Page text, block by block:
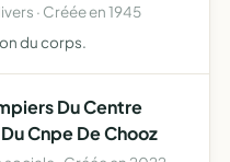
· Créée en 1945
du corps.
Du Centre
Cnpe De Chooz